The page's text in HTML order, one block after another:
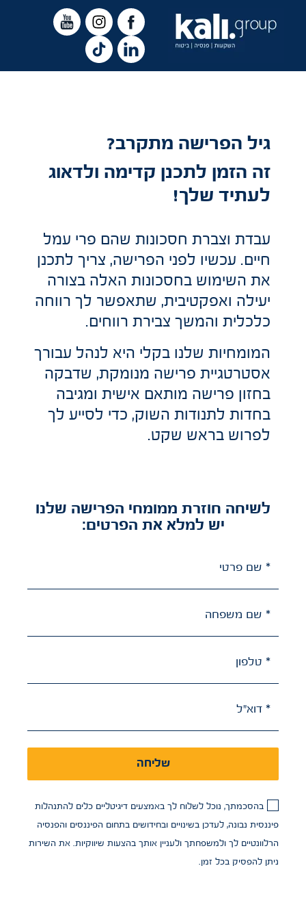
לשיחה חוזרת ממומחי הפרישה שלנו
יש למלא את הפרטים:
* שם פרטי
* שם משפחה
* טלפון
* דוא"ל
שליחה
בהסכמתך, נוכל לשלוח לך באמצעים דיגיטליים כלים להתנהלות
פיננסית נבונה, לעדכן בשינויים ובחידושים בתחום הפיננסים והפנסיה
הרלוונטיים לך ולמשפחתך ולעניין אותך בהצעות שיווקיות. את השירות
ניתן להפסיק בכל זמן.
גיל הפרישה מתקרב?
זה הזמן לתכנן קדימה ולדאוג
לעתיד שלך!
עבדת וצברת חסכונות שהם פרי עמל
חיים. עכשיו לפני הפרישה, צריך לתכנן
את השימוש בחסכונות האלה בצורה
יעילה ואפקטיבית, שתאפשר לך רווחה
כלכלית והמשך צבירת רווחים.
המומחיות שלנו בקלי היא לנהל עבורך
אסטרטגיית פרישה מנומקת, שדבקה
בחזון פרישה מותאם אישית ומגיבה
בחדות לתנודות השוק, כדי לסייע לך
לפרוש בראש שקט.